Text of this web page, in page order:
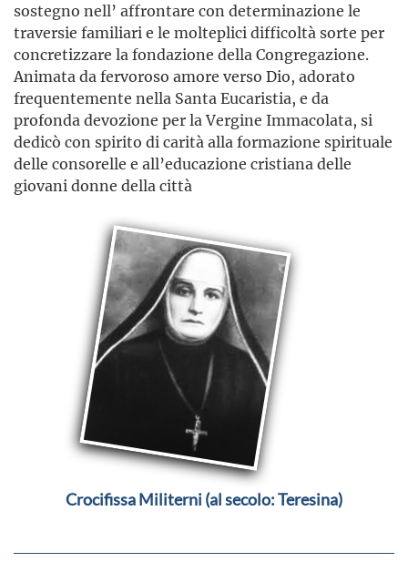
sostegno nell’ affrontare con determinazione le
traversie familiari e le molteplici difficoltà sorte per
concretizzare la fondazione della Congregazione.
Animata da fervoroso amore verso Dio, adorato
frequentemente nella Santa Eucaristia, e da
profonda devozione per la Vergine Immacolata, si
dedicò con spirito di carità alla formazione spirituale
delle consorelle e all’educazione cristiana delle
giovani donne della città
Crocifissa Militerni (al secolo: Teresina)